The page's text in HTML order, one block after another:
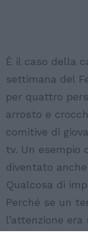
È il caso della
settimana del
per quattro
arrosto e
comitive di
tv. Un esempio
diventato
Qualcosa di
Perché se un
l’attenzione